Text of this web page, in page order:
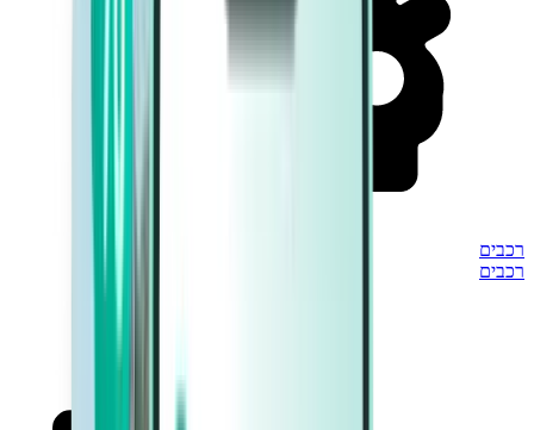
רכבים
רכבים